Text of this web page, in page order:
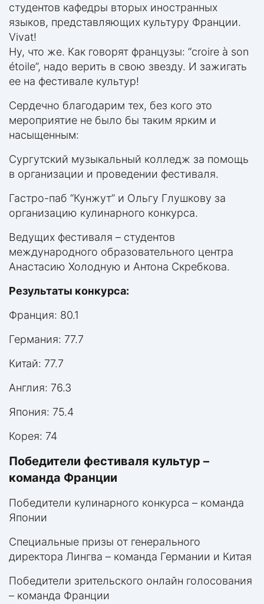
студентов кафедры вторых иностранных
языков, представляющих культуру Франции.
Vivat!
Ну, что же. Как говорят французы: “croire à son
étoile”, надо верить в свою звезду. И зажигать
ее на фестивале культур!
Сердечно благодарим тех, без кого это
мероприятие не было бы таким ярким и
насыщенным:
Сургутский музыкальный колледж за помощь
в организации и проведении фестиваля.
Гастро-паб “Кунжут” и Ольгу Глушкову за
организацию кулинарного конкурса.
Ведущих фестиваля – студентов
международного образовательного центра
Анастасию Холодную и Антона Скребкова.
Результаты конкурса:
Франция: 80.1
Германия: 77.7
Китай: 77.7
Англия: 76.3
Япония: 75.4
Корея: 74
Победители фестиваля культур –
команда Франции
Победители кулинарного конкурса – команда
Японии
Специальные призы от генерального
директора Лингва – команда Германии и Китая
Победители зрительского онлайн голосования
– команда Франции